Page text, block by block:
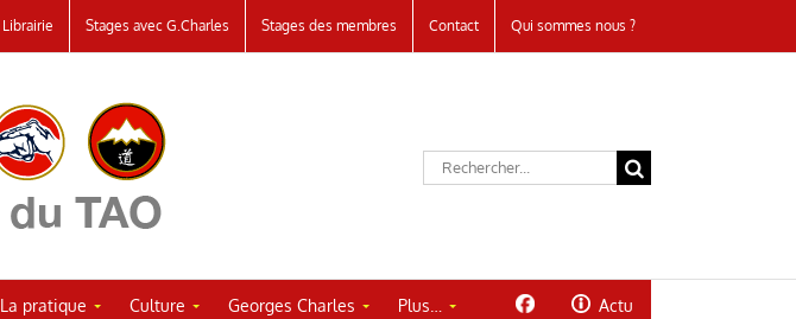
Librairie Stages avec G.Charles Stages des membres Contact Qui sommes nous ?
Rechercher:
La pratique Culture Georges Charles Plus… Actu